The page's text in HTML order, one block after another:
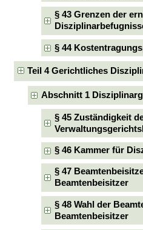
§ 43 Grenzen der
§ 44
Teil 4 Gerichtliches
Abschnitt 1
§ 45 Zuständigkeit
§ 46 Kammer für
§ 47
Beamtenbeisitzer
§ 48 Wahl der
Beamtenbeisitzer